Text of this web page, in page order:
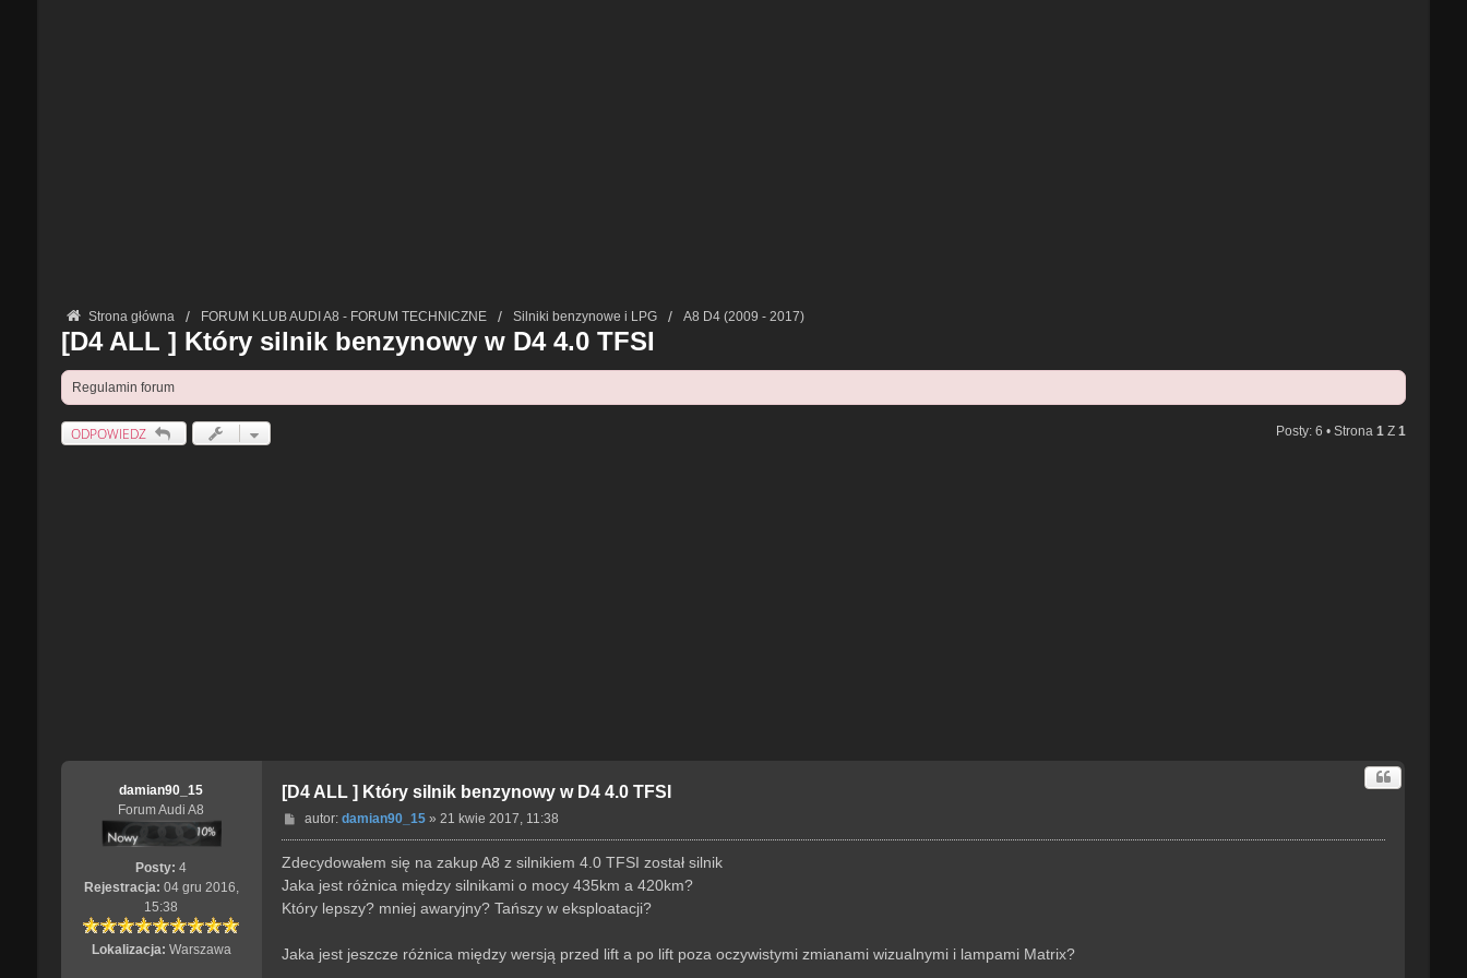
Strona główna FORUM KLUB AUDI A8 - FORUM TECHNICZNE Silniki benzynowe i LPG A8 D4 (2009 - 2017)
[D4 ALL ] Który silnik benzynowy w D4 4.0 TFSI
Regulamin forum
ODPOWIEDZ Posty: 6 • Strona1 Z1
damian90_15
Forum Audi A8
Posty: 4
Rejestracja: 04 gru 2016,
15:38
Lokalizacja: Warszawa
[D4 ALL ] Który silnik benzynowy w D4 4.0 TFSI
P
o
s
t
autor: damian90_15» 21 kwie 2017, 11:38
Zdecydowałem się na zakup A8 z silnikiem 4.0 TFSI został silnik
Jaka jest różnica między silnikami o mocy 435km a 420km?
Który lepszy? mniej awaryjny? Tańszy w eksploatacji?
Jaka jest jeszcze różnica między wersją przed lift a po lift poza oczywistymi zmianami wizualnymi i lampami Matrix?